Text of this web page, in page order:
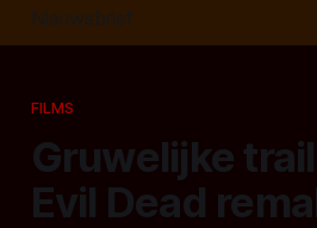
Nieuwsbrief
FILMS
Gruwelijke
Evil Dead